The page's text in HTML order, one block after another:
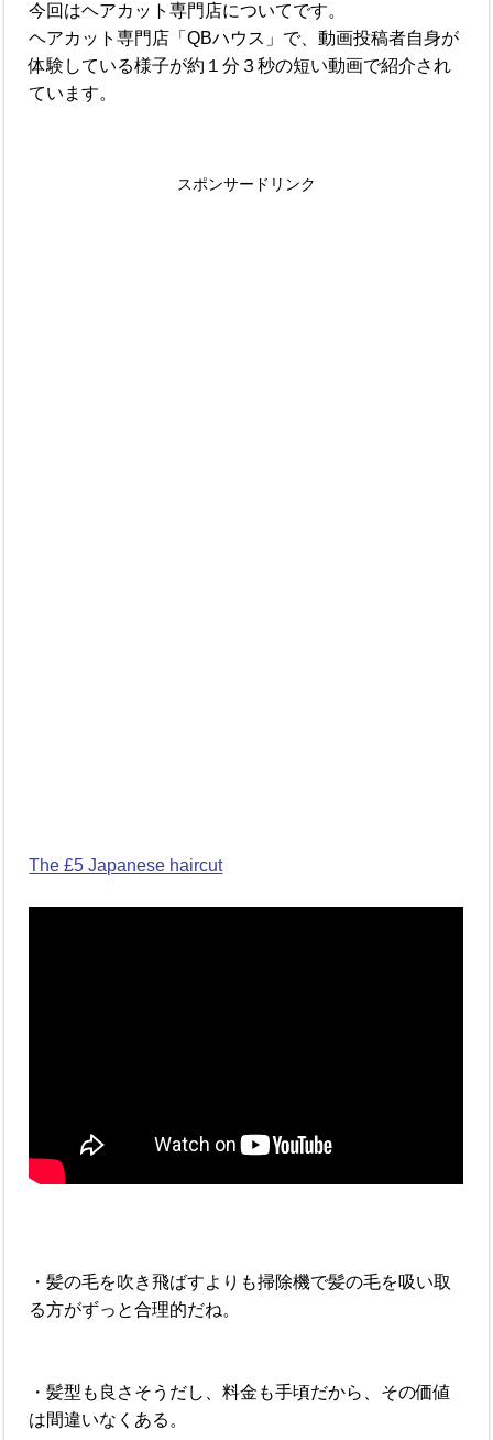
今回はヘアカット専門店についてです。
ヘアカット専門店「QBハウス」で、動画投稿者自身が
体験している様子が約１分３秒の短い動画で紹介され
ています。
スポンサードリンク
The £5 Japanese haircut
・髪の毛を吹き飛ばすよりも掃除機で髪の毛を吸い取
る方がずっと合理的だね。
・髪型も良さそうだし、料金も手頃だから、その価値
は間違いなくある。